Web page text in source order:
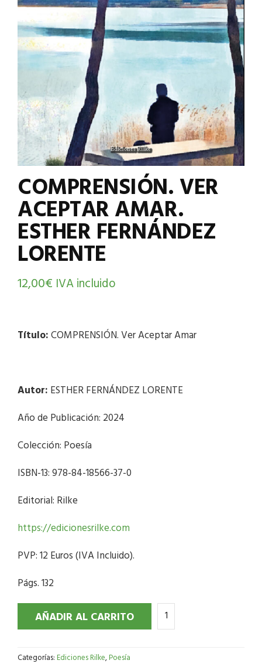
COMPRENSIÓN. VER
ACEPTAR AMAR.
ESTHER FERNÁNDEZ
LORENTE
12,00€ IVA incluido
Título:COMPRENSIÓN. Ver Aceptar Amar
Autor: ESTHER FERNÁNDEZ LORENTE
Año de Publicación: 2024
Colección: Poesía
ISBN-13: 978-84-18566-37-0
Editorial: Rilke
https://edicionesrilke.com
PVP: 12 Euros (IVA Incluido).
Págs. 132
AÑADIR AL CARRITO
Categorías:Ediciones Rilke,Poesía